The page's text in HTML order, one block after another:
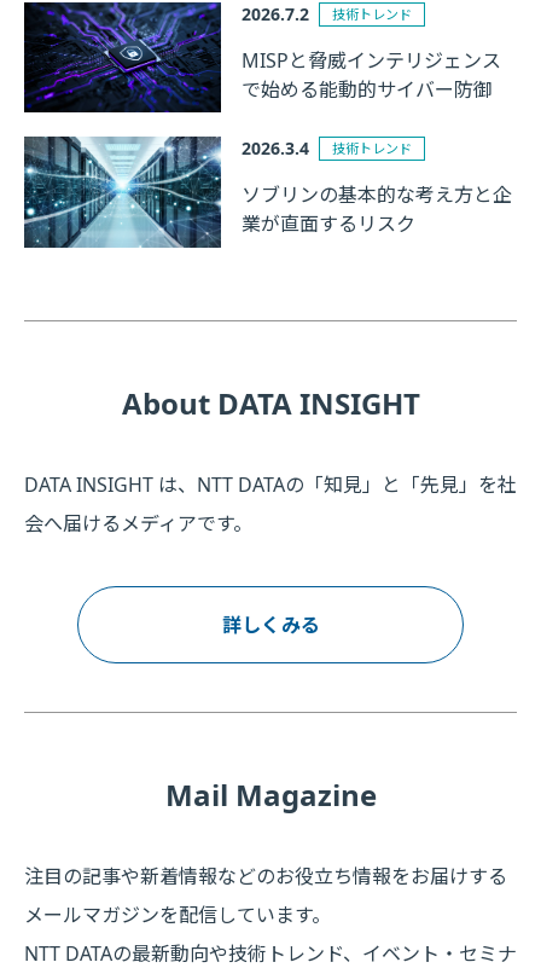
2026.7.2 技術トレンド
MISPと脅威インテリジェンス
で始める能動的サイバー防御
2026.3.4 技術トレンド
ソブリンの基本的な考え方と企
業が直面するリスク
About DATA INSIGHT
DATA INSIGHT は、NTT DATAの「知見」と「先見」を社
会へ届けるメディアです。
詳しくみる
Mail Magazine
注目の記事や新着情報などのお役立ち情報をお届けする
メールマガジンを配信しています。
NTT DATAの最新動向や技術トレンド、イベント・セミナ